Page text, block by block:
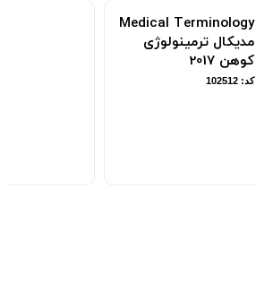
Medical Terminology
مدیکال ترمینولوژی
کوهن 2017
کد: 102512